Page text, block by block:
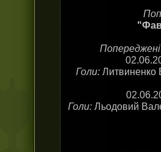
Голи:Литвиненко
Голи:Льодовий